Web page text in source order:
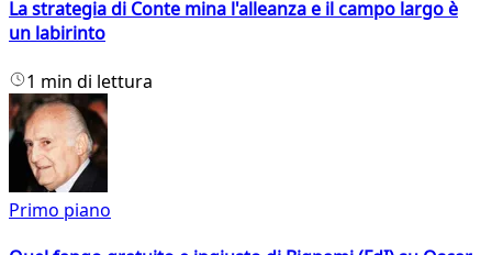
La strategia di Conte mina l'alleanza e il campo largo è
un labirinto
1 min di lettura
Primo piano